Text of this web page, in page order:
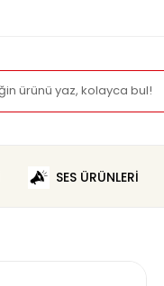
SES ÜRÜNLERİ